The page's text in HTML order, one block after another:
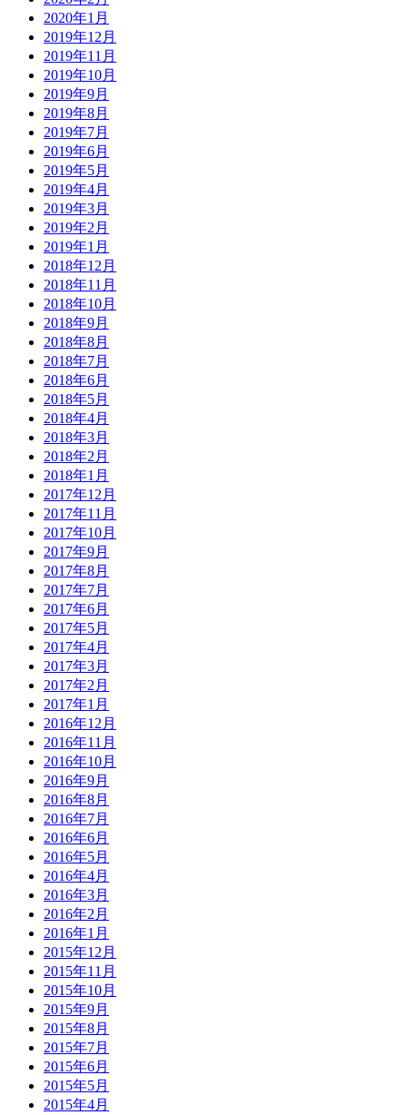
2020年1月
2019年12月
2019年11月
2019年10月
2019年9月
2019年8月
2019年7月
2019年6月
2019年5月
2019年4月
2019年3月
2019年2月
2019年1月
2018年12月
2018年11月
2018年10月
2018年9月
2018年8月
2018年7月
2018年6月
2018年5月
2018年4月
2018年3月
2018年2月
2018年1月
2017年12月
2017年11月
2017年10月
2017年9月
2017年8月
2017年7月
2017年6月
2017年5月
2017年4月
2017年3月
2017年2月
2017年1月
2016年12月
2016年11月
2016年10月
2016年9月
2016年8月
2016年7月
2016年6月
2016年5月
2016年4月
2016年3月
2016年2月
2016年1月
2015年12月
2015年11月
2015年10月
2015年9月
2015年8月
2015年7月
2015年6月
2015年5月
2015年4月